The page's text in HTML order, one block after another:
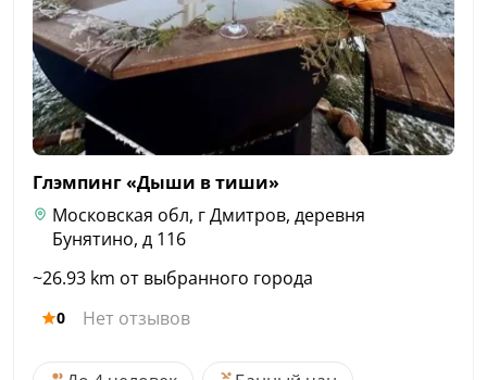
Глэмпинг «Дыши втиши»
Московская обл, г Дмитров, деревня
Бунятино, д 116
~26.93 km от выбранного города
0 Нет отзывов